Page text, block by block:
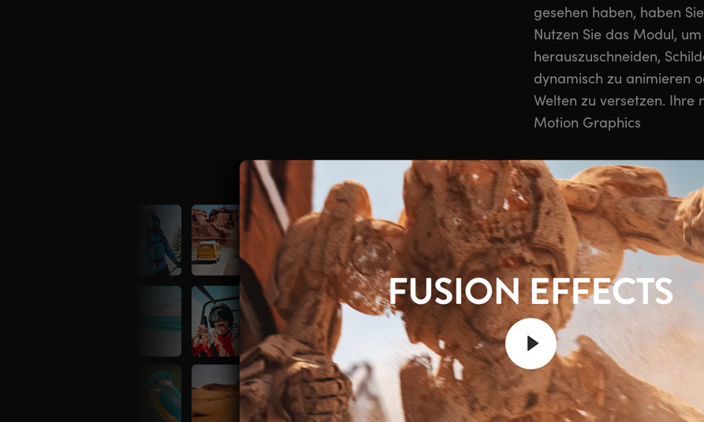
gesehen haben, haben
Nutzen Sie das Modul,
herauszuschneiden,
dynamisch zu animieren
Welten zu versetzen. Ihre
Motion Graphics